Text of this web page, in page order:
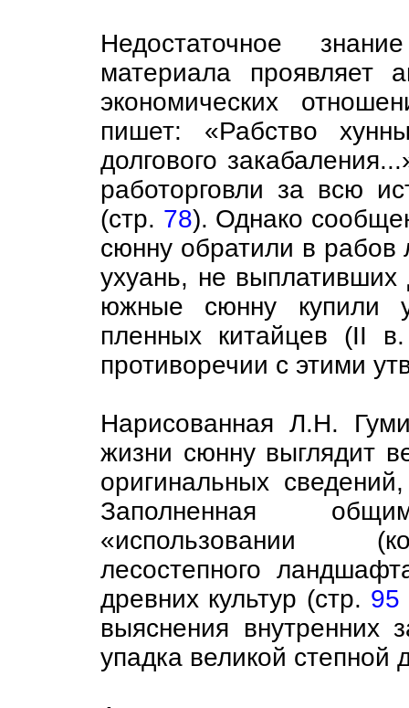
Недостаточное
материала проявляет
экономических
пишет: «Рабство
долгового
работорговли за всю
(стр. 78). Однако
сюнну обратили в рабов
ухуань, не
южные сюнну купили
пленных китайцев (II
противоречии с этими
Нарисованная Л.Н.
жизни сюнну выглядит
оригинальных
Заполненная
«использовании
лесостепного
древних культур (стр. 95
выяснения внутренних
упадка великой степной